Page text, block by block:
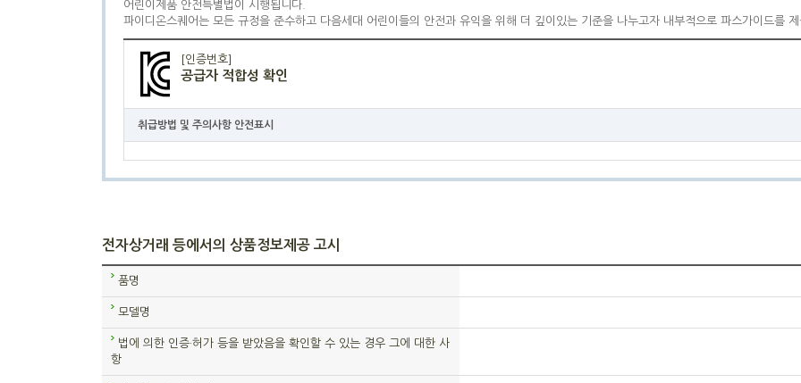
어린이제품 안전특별법이 시행됩니다.
파이디온스퀘어는 모든 규정을 준수하고 다음세대 어린이들의 안전과 유익을 위해 더 깊이있는 기준을 나누고자 내부적으로 파스가이드를
[인증번호]
공급자 적합성 확인
취급방법 및 주의사항 안전표시
전자상거래 등에서의 상품정보제공 고시
품명
모델명
법에 의한 인증·허가 등을 받았음을 확인할 수 있는 경우 그에 대한 사
항